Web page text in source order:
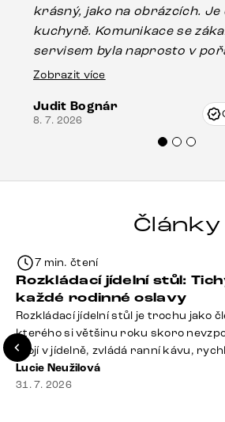
krásný, jako na obrázcích. Je ozdobou naší
kuchyně. Komunikace se
servisem byla naprosto v
drobné poškození u nohy
Vincze mi velmi korektně
Doporučuji produkty Delife
Zobrazit více
Judit Bognár
8. 7. 2026
Články
7 min. čtení
Rozkládací jídelní stůl:
každé rodinné oslavy
Rozkládací jídelní stůl je trochu jako
kterého si většinu roku skoro
stojí v jídelně, zvládá ranní kávu,
hromadu dopisů, které je potřeba
ale přijdou Vánoce, narozeniny nebo
Lucie Neužilová
31. 7. 2026